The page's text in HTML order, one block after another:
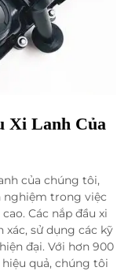
Xi Lanh Của
của chúng tôi,
nghiệm trong việc
Các nắp đầu xi
sử dụng các kỹ
đại. Với hơn 900
quả, chúng tôi